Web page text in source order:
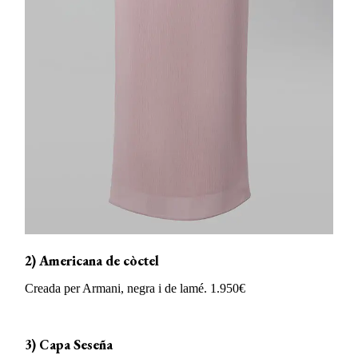
2) Americana de còctel
Creada per Armani, negra i de lamé. 1.950€
3) Capa Seseña